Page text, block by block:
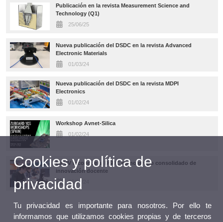
Publicación en la revista Measurement Science and
Technology (Q1)
25/06/25
Nueva publicación del DSDC en la revista Advanced
Electronic Materials
01/03/24
Nueva publicación del DSDC en la revista MDPI
Electronics
01/02/24
Workshop Avnet-Silica
01/02/24
La UV reconoce al DSDC como grupo consolidado de
innovación docente
30/01/24
Cookies y política de
privacidad
Tu privacidad es importante para nosotros. Por ello te
informamos que utilizamos cookies propias y de terceros